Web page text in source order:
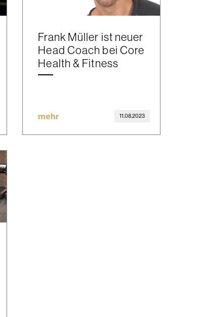
Frank Müller ist neuer
Head Coach bei Core
Health & Fitness
mehr 11.08.2023